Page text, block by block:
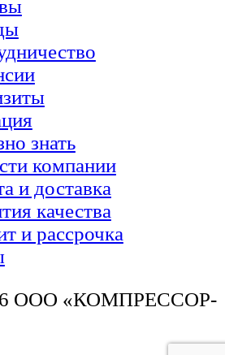
знать
компании
и доставка
качества
и рассрочка
ООО «КОМПРЕССОР-